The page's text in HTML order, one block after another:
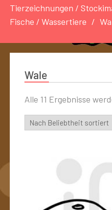
Tierzeichnungen /
Fische / Wassertiere
Wale
Alle 11 Ergebnisse